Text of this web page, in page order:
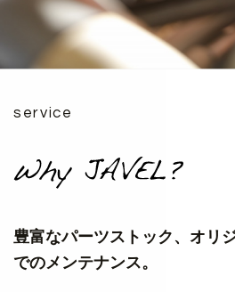
service
豊富なパーツストック、オリ
でのメンテナンス。